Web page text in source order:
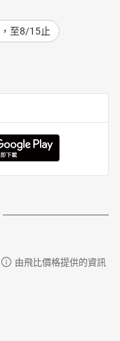
至8/15止
由飛比價格提供的資訊